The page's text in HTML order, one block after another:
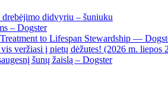
drebėjimo didvyriu – šuniuku
– Dogster
to Lifespan Stewardship —
veržiasi į pietų dėžutes! (2026 m. liepos
šunų žaislą – Dogster